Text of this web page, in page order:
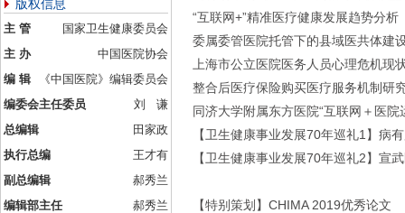
版权信息
主 管
国家卫生健康委员会
主 办
中国医院协会
编 辑
《中国医院》编辑委员会
编委会主任委员
刘 谦
总编辑
田家政
执行总编
王才有
副总编辑
郝秀兰
编辑部主任
郝秀兰
“互联网+”精准医疗健康发展趋势分析
委属委管医院托管下的县域医共体建
上海市公立医院医务人员心理危机现
整合后医疗保险购买医疗服务机制研
同济大学附属东方医院“互联网＋医院
【卫生健康事业发展70年巡礼1】病
【卫生健康事业发展70年巡礼2】宣
【特别策划】CHIMA 2019优秀论文